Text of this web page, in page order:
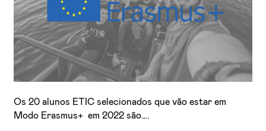
Mensagem
Os 20 alunos ETIC selecionados que vão estar em
Modo Erasmus+ em 2022 são….